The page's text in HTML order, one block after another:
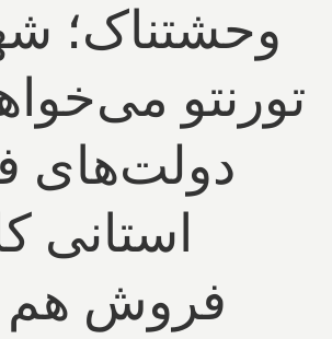
وحشتناک؛
تورنتو
دولت‌های
استانی
فروش هم